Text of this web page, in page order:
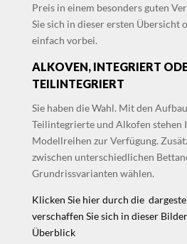
Preis in einem besonders guten
Sie sich in dieser ersten Übersicht
einfach vorbei.
ALKOVEN, INTEGRIERT
TEILINTEGRIERT
Sie haben die Wahl. Mit den
Teilintegrierte und Alkofen stehen
Modellreihen zur Verfügung.
zwischen unterschiedlichen
Grundrissvarianten wählen.
Klicken Sie hier durch die
verschaffen Sie sich in dieser
Überblick